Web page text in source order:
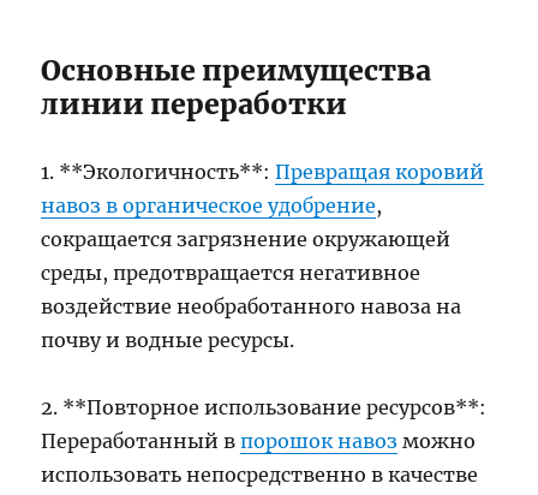
Основные преимущества
линии переработки
1. **Экологичность**:Превращая коровий
навоз в органическое удобрение,
сокращается загрязнение окружающей
среды, предотвращается негативное
воздействие необработанного навоза на
почву и водные ресурсы.
2. **Повторное использование ресурсов**:
Переработанный впорошок навоз можно
использовать непосредственно в качестве